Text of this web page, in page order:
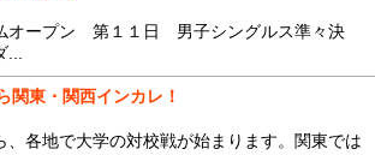
ープン 第１１日 男子シングルス準々決
関東・関西インカレ！
、各地で大学の対校戦が始まります。関東では